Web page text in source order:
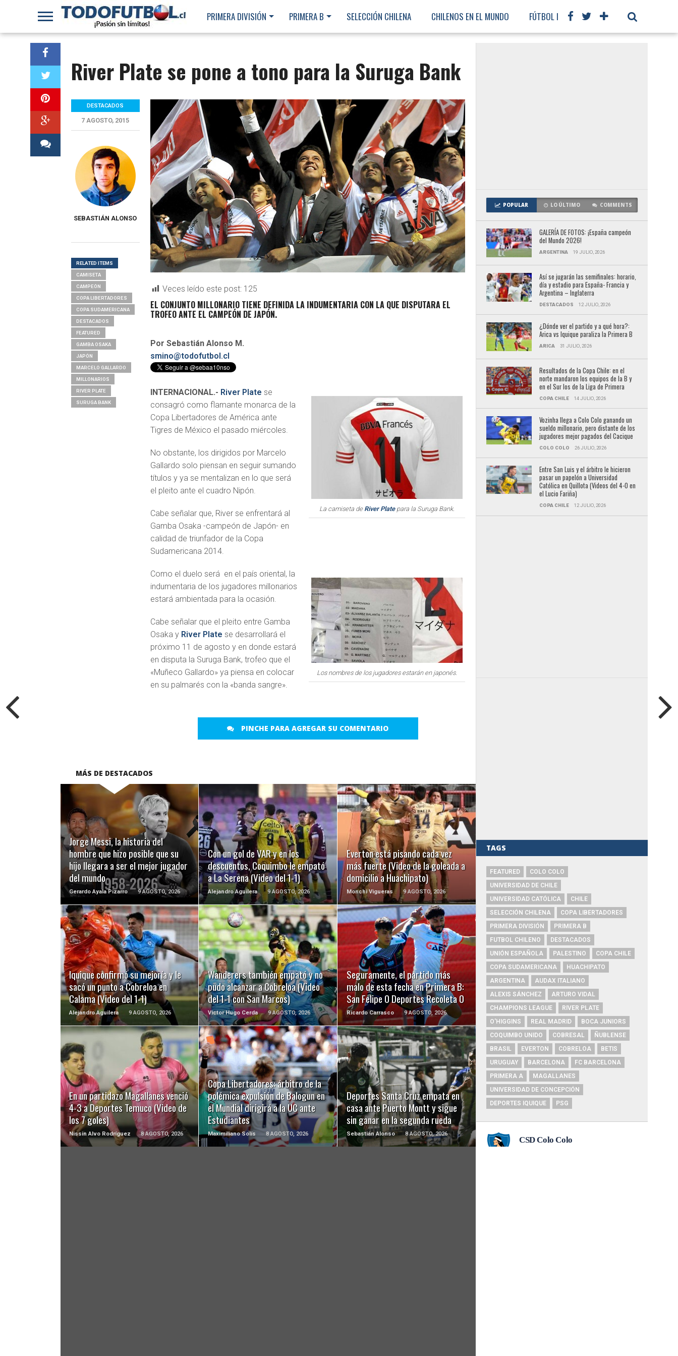
PRIMERA DIVISIÓN PRIMERA B SELECCIÓN CHILENA CHILENOS EN EL MUNDO FÚTBOL INTERNACIONAL
River Plate se pone a tono para la Suruga Bank
Veces leído este post: 125
EL CONJUNTO MILLONARIO TIENE DEFINIDA LA INDUMENTARIA CON LA QUE DISPUTARA EL
TROFEO ANTE EL CAMPEÓN DE JAPÓN.
Por Sebastián Alonso M.
smino@todofutbol.cl
La camiseta de River Platepara la Suruga Bank.
INTERNACIONAL.- River Plate se
consagró como flamante monarca de la
Copa Libertadores de América ante
Tigres de México el pasado miércoles.
No obstante, los dirigidos por Marcelo
Gallardo solo piensan en seguir sumando
títulos y ya se mentalizan en lo que será
el pleito ante el cuadro Nipón.
Cabe señalar que, River se enfrentará al
Gamba Osaka -campeón de Japón- en
calidad de triunfador de la Copa
Sudamericana 2014.
Los nombres de los jugadores estarán en japonés.
Como el duelo será en el país oriental, la
indumentaria de los jugadores millonarios
estará ambientada para la ocasión.
Cabe señalar que el pleito entre Gamba
Osaka y River Plate se desarrollará el
próximo 11 de agosto y en donde estará
en disputa la Suruga Bank, trofeo que el
«Muñeco Gallardo» ya piensa en colocar
en su palmarés con la «banda sangre».
PINCHE PARA AGREGAR SU COMENTARIO
DESTACADOS
7 AGOSTO, 2015
SEBASTIÁN ALONSO
RELATED ITEMS
CAMISETA
CAMPEÓN
COPA LIBERTADORES
COPA SUDAMERICANA
DESTACADOS
FEATURED
GAMBA OSAKA
JAPÓN
MARCELO GALLARDO
MILLONARIOS
RIVER PLATE
SURUGA BANK
MÁS DE DESTACADOS
Jorge Messi, la historia del
hombre que hizo posible que su
hijo llegara a ser el mejor jugador
del mundo
Gerardo Ayala Pizarro 9 AGOSTO, 2026
LEER MÁS
Con un gol de VAR y en los
descuentos, Coquimbo le empató
a La Serena (Video del 1-1)
Alejandro Aguilera 9 AGOSTO, 2026
LEER MÁS
Everton está pisando cada vez
más fuerte (Video de la goleada a
domicilio a Huachipato)
Monchi Vigueras 9 AGOSTO, 2026
LEER MÁS
Iquique confirmó su mejoría y le
sacó un punto a Cobreloa en
Calama (Video del 1-1)
Alejandro Aguilera 9 AGOSTO, 2026
LEER MÁS
Wanderers también empató y no
pudo alcanzar a Cobreloa (Video
del 1-1 con San Marcos)
Victor Hugo Cerda 9 AGOSTO, 2026
LEER MÁS
Seguramente, el partido más
malo de esta fecha en Primera B:
San Felipe 0 Deportes Recoleta 0
Ricardo Carrasco 9 AGOSTO, 2026
LEER MÁS
En un partidazo Magallanes venció
4-3 a Deportes Temuco (Video de
los 7 goles)
Nissin Alvo Rodríguez 8 AGOSTO, 2026
LEER MÁS
Copa Libertadores: árbitro de la
polémica expulsión de Balogun en
el Mundial dirigirá a la UC ante
Estudiantes
Maximiliano Solís 8 AGOSTO, 2026
LEER MÁS
Deportes Santa Cruz empata en
casa ante Puerto Montt y sigue
sin ganar en la segunda rueda
Sebastián Alonso 8 AGOSTO, 2026
LEER MÁS
POPULAR LO ÚLTIMO COMMENTS
GALERÍA DE FOTOS: ¡España campeón
del Mundo 2026!
ARGENTINA 19 JULIO, 2026
Así se jugarán las semifinales: horario,
día y estadio para España- Francia y
Argentina – Inglaterra
DESTACADOS 12 JULIO, 2026
¿Dónde ver el partido y a qué hora?:
Arica vs Iquique paraliza la Primera B
ARICA 31 JULIO, 2026
Resultados de la Copa Chile: en el
norte mandaron los equipos de la B y
en el Sur los de la Liga de Primera
COPA CHILE 14 JULIO, 2026
Vozinha llega a Colo Colo ganando un
sueldo millonario, pero distante de los
jugadores mejor pagados del Cacique
COLO COLO 26 JULIO, 2026
Entre San Luis y el árbitro le hicieron
pasar un papelón a Universidad
Católica en Quillota (Videos del 4-0 en
el Lucio Fariña)
COPA CHILE 12 JULIO, 2026
TAGS
FEATURED
COLO COLO
UNIVERSIDAD DE CHILE
UNIVERSIDAD CATÓLICA
CHILE
SELECCIÓN CHILENA
COPA LIBERTADORES
PRIMERA DIVISIÓN
PRIMERA B
FUTBOL CHILENO
DESTACADOS
UNIÓN ESPAÑOLA
PALESTINO
COPA CHILE
COPA SUDAMERICANA
HUACHIPATO
ARGENTINA
AUDAX ITALIANO
ALEXIS SÁNCHEZ
ARTURO VIDAL
CHAMPIONS LEAGUE
RIVER PLATE
O'HIGGINS
REAL MADRID
BOCA JUNIORS
COQUIMBO UNIDO
COBRESAL
ÑUBLENSE
BRASIL
EVERTON COBRELOA
BETIS
URUGUAY
BARCELONA
FC BARCELONA
PRIMERA A
MAGALLANES
UNIVERSIDAD DE CONCEPCIÓN
DEPORTES IQUIQUE
PSG